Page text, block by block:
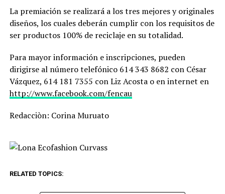
La premiación se realizará a los tres mejores y originales
diseños, los cuales deberán cumplir con los requisitos de
ser productos 100% de reciclaje en su totalidad.
Para mayor información e inscripciones, pueden
dirigirse al número telefónico 614 343 8682 con César
Vázquez, 614 181 7355 con Liz Acosta o en internet en
http://www.facebook.com/fencau
Redacciòn: Corina Muruato
RELATED TOPICS: